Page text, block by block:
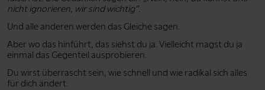
nicht ignorieren, wir sind wichtig”.
Und alle anderen werden das Gleiche sagen.
Aber wo das hinführt, das siehst du ja. Vielleicht magst du ja
einmal das Gegenteil ausprobieren.
Du wirst überrascht sein, wie schnell und wie radikal sich alles
für dich ändert.